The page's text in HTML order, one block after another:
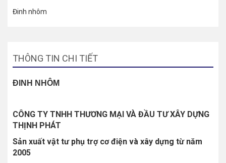
Đinh nhôm
THÔNG TIN CHI TIẾT
ĐINH NHÔM
CÔNG TY TNHH THƯƠNG MẠI VÀ ĐẦU TƯ XÂY DỰNG
THỊNH PHÁT
Sản xuất vật tư phụ trợ cơ điện và xây dựng từ năm
2005